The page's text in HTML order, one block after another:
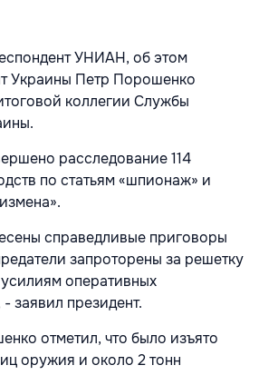
УНИАН, об этом
Украины Петр Порошенко
коллегии Службы
расследование 114
по статьям «шпионаж» и
справедливые приговоры
запроторены за решетку
оперативных
заявил президент.
отметил, что было изъято
оружия и около 2 тонн